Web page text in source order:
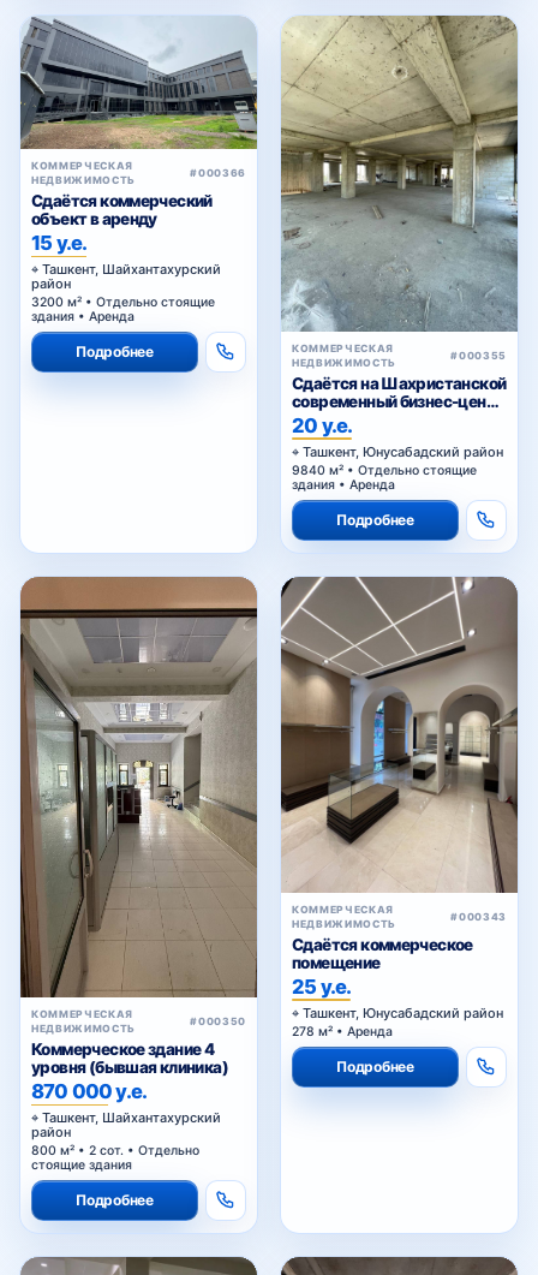
КОММЕРЧЕСКАЯ
НЕДВИЖИМОСТЬ
#000366
Сдаётся коммерческий
объект в аренду
15 у.е.
Ташкент, Шайхантахурский
район
3200 м² • Отдельно стоящие
здания • Аренда
Подробнее
КОММЕРЧЕСКАЯ
НЕДВИЖИМОСТЬ
#000355
Сдаётся на Шахристанской
современный бизнес-центр
в аренду
20 у.е.
Ташкент, Юнусабадский район
9840 м² • Отдельно стоящие
здания • Аренда
Подробнее
КОММЕРЧЕСКАЯ
НЕДВИЖИМОСТЬ
#000350
Коммерческое здание 4
уровня (бывшая клиника)
870 000 у.е.
Ташкент, Шайхантахурский
район
800 м² • 2 сот. • Отдельно
стоящие здания
Подробнее
КОММЕРЧЕСКАЯ
НЕДВИЖИМОСТЬ
#000343
Сдаётся коммерческое
помещение
25 у.е.
Ташкент, Юнусабадский район
278 м² • Аренда
Подробнее